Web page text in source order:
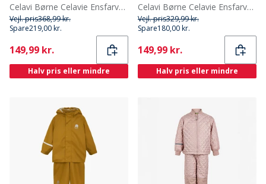
Celavi Børne Celavie Ensfarvet PU Basis Regntøjs Sæt Tortoise Shell
Vejl. pris368,99 kr.
Spare219,00 kr.
Current
149,99 kr.
Halv pris eller mindre
Celavi Børne Celavie Ensfarvet Basis Termosæt Khaki
Vejl. pris329,99 kr.
Spare180,00 kr.
Current
149,99 kr.
Halv pris eller mindre